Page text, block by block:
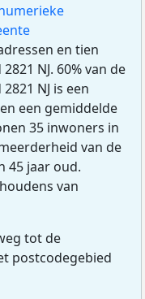
en tien
NJ. 60% van de
NJ is een
een gemiddelde
35 inwoners in
van de
45 jaar oud.
van
tot de
postcodegebied